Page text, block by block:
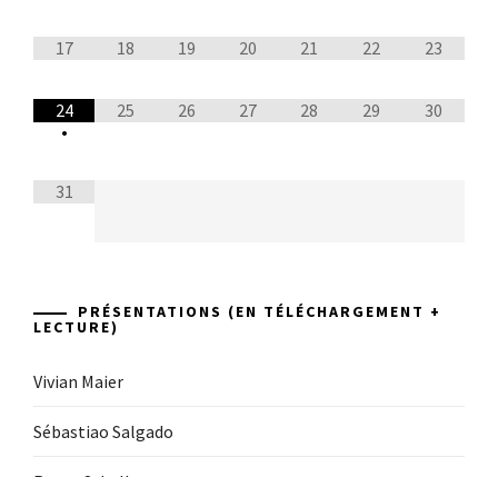
17 18 19 20 21 22 23
24
•
25 26 27 28 29 30
31
PRÉSENTATIONS (EN TÉLÉCHARGEMENT +
LECTURE)
Vivian Maier
Sébastiao Salgado